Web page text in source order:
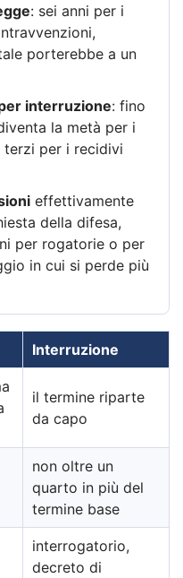
: sei anni per i
porterebbe a un
interruzione: fino
la metà per i
per i recidivi
effettivamente
della difesa,
per rogatorie o per
in cui si perde più
Interruzione
il termine riparte
da capo
non oltre un
quarto in più del
termine base
interrogatorio,
decreto di